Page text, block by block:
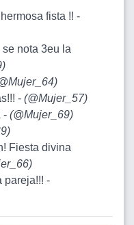
fista !! -
nota 3eu la
)
)
- (@Mujer_57)
- (@Mujer_69)
)
Fiesta divina
)
pareja!!! -